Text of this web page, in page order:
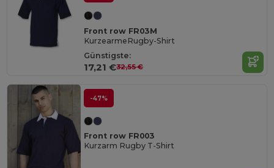
Front row FR03M
KurzearmeRugby-Shirt
Günstigste:
17,21 €32,55 €
-47%
Front row FR003
Kurzarm Rugby T-Shirt